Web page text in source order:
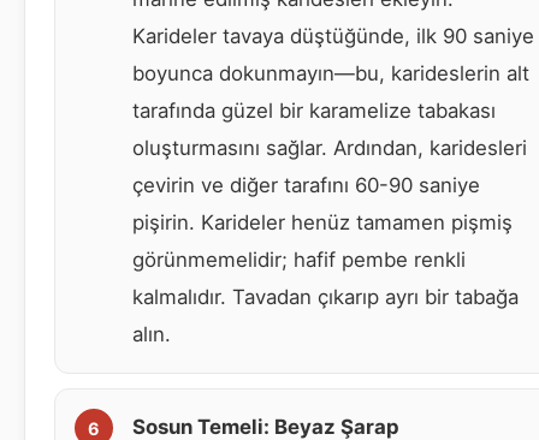
Karideler tavaya düştüğünde, ilk 90 saniye
boyunca dokunmayın—bu, karideslerin alt
tarafında güzel bir karamelize tabakası
oluşturmasını sağlar. Ardından, karidesleri
çevirin ve diğer tarafını 60-90 saniye
pişirin. Karideler henüz tamamen pişmiş
görünmemelidir; hafif pembe renkli
kalmalıdır. Tavadan çıkarıp ayrı bir tabağa
alın.
Sosun Temeli: Beyaz Şarap